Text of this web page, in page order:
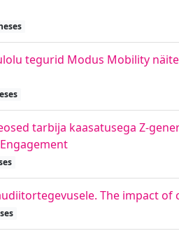
tegurid Modus Mobility
tarbija kaasatusega Z-
The impact